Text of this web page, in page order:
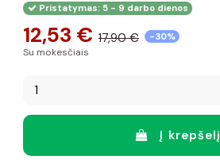
Pristatymas: 5 - 9 darbo dienos
12,53 € 17,90 € -30%
Su mokesčiais
Į krepšelį